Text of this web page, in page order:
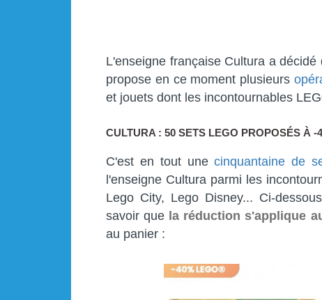
L'enseigne française Cultura a
propose en ce moment plusieurs
et jouets dont les incontournables
CULTURA : 50 SETS LEGO PROPOSÉS À -
C'est en tout unecinquantaine de
l'enseigne Cultura parmi les
Lego City, Lego Disney... Ci-
savoir que la réduction s'applique
au panier :